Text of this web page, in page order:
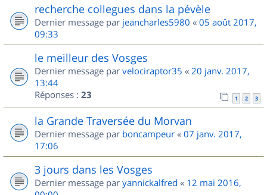
recherche collegues dans la pévèle
Dernier message par jeancharles5980 « 05 août 2017,
09:33
le meilleur des Vosges
Dernier message par velociraptor35 « 20 janv. 2017,
13:44
Réponses : 23 1 2 3
la Grande Traversée du Morvan
Dernier message par boncampeur « 07 janv. 2017,
17:06
3 jours dans les Vosges
Dernier message par yannickalfred « 12 mai 2016,